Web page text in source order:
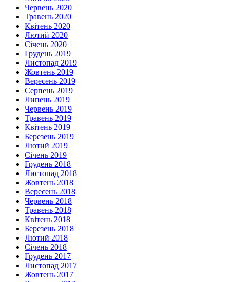
Червень 2020
Травень 2020
Квітень 2020
Лютий 2020
Січень 2020
Грудень 2019
Листопад 2019
Жовтень 2019
Вересень 2019
Серпень 2019
Липень 2019
Червень 2019
Травень 2019
Квітень 2019
Березень 2019
Лютий 2019
Січень 2019
Грудень 2018
Листопад 2018
Жовтень 2018
Вересень 2018
Червень 2018
Травень 2018
Квітень 2018
Березень 2018
Лютий 2018
Січень 2018
Грудень 2017
Листопад 2017
Жовтень 2017